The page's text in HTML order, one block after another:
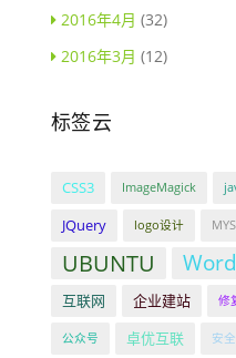
2016年4月 (32)
2016年3月 (12)
标签云
CSS3 ImageMagick
JQuery logo设计
UBUNTU
互联网 企业建站 修
公众号 卓优互联 安全